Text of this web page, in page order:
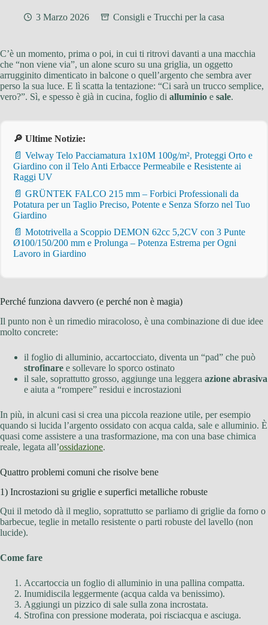
3 Marzo 2026 Consigli e Trucchi per la casa
C’è un momento, prima o poi, in cui ti ritrovi davanti a una macchia
che “non viene via”, un alone scuro su una griglia, un oggetto
arrugginito dimenticato in balcone o quell’argento che sembra aver
perso la sua luce. E lì scatta la tentazione: “Ci sarà un trucco semplice,
vero?”. Sì, e spesso è già in cucina, foglio di alluminio e sale.
🔎 Ultime Notizie:
📄 Velway Telo Pacciamatura 1x10M 100g/m², Proteggi Orto e
Giardino con il Telo Anti Erbacce Permeabile e Resistente ai
Raggi UV
📄 GRÜNTEK FALCO 215 mm – Forbici Professionali da
Potatura per un Taglio Preciso, Potente e Senza Sforzo nel Tuo
Giardino
📄 Mototrivella a Scoppio DEMON 62cc 5,2CV con 3 Punte
Ø100/150/200 mm e Prolunga – Potenza Estrema per Ogni
Lavoro in Giardino
Perché funziona davvero (e perché non è magia)
Il punto non è un rimedio miracoloso, è una combinazione di due idee
molto concrete:
il foglio di alluminio, accartocciato, diventa un “pad” che può
strofinare e sollevare lo sporco ostinato
il sale, soprattutto grosso, aggiunge una leggera azione abrasiva
e aiuta a “rompere” residui e incrostazioni
In più, in alcuni casi si crea una piccola reazione utile, per esempio
quando si lucida l’argento ossidato con acqua calda, sale e alluminio. È
quasi come assistere a una trasformazione, ma con una base chimica
reale, legata all’ossidazione.
Quattro problemi comuni che risolve bene
1) Incrostazioni su griglie e superfici metalliche robuste
Qui il metodo dà il meglio, soprattutto se parliamo di griglie da forno o
barbecue, teglie in metallo resistente o parti robuste del lavello (non
lucide).
Come fare
Accartoccia un foglio di alluminio in una pallina compatta.
Inumidiscila leggermente (acqua calda va benissimo).
Aggiungi un pizzico di sale sulla zona incrostata.
Strofina con pressione moderata, poi risciacqua e asciuga.